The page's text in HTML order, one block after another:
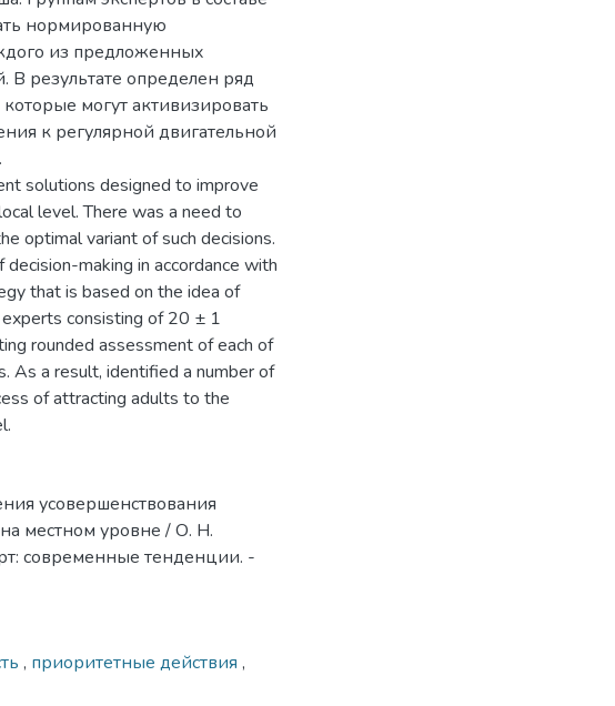
нормированную
из предложенных
В результате определен ряд
могут активизировать
к регулярной двигательной
solutions designed to improve
level. There was a need to
optimal variant of such decisions.
making in accordance with
that is based on the idea of
experts consisting of 20 ± 1
rounded assessment of each of
As a result, identified a number of
of attracting adults to the
усовершенствования
местном уровне / О. Н.
современные тенденции. -
, приоритетные действия ,